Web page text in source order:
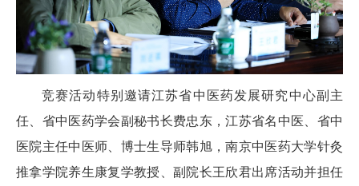
竞赛活动特别邀请江苏省中医药发展研究中心副主
任、省中医药学会副秘书长费忠东，江苏省名中医、省中
医院主任中医师、博士生导师韩旭，南京中医药大学针灸
推拿学院养生康复学教授、副院长王欣君出席活动并担任